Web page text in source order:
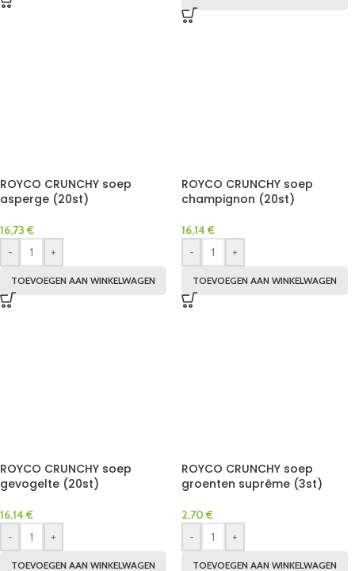
ROYCO CRUNCHY soep
asperge (20st)
16,73 €
-
+
TOEVOEGEN AAN WINKELWAGEN
ROYCO CRUNCHY soep
champignon (20st)
16,14 €
-
+
TOEVOEGEN AAN WINKELWAGEN
ROYCO CRUNCHY soep
gevogelte (20st)
16,14 €
-
+
TOEVOEGEN AAN WINKELWAGEN
ROYCO CRUNCHY soep
groenten suprême (3st)
2,70 €
-
+
TOEVOEGEN AAN WINKELWAGEN